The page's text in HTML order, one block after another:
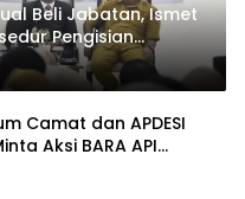
Beli Jabatan, Ismet
Pengisian
Camat dan APDESI
Aksi BARA API